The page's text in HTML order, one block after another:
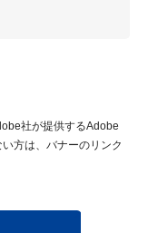
社が提供するAdobe
方は、バナーのリンク